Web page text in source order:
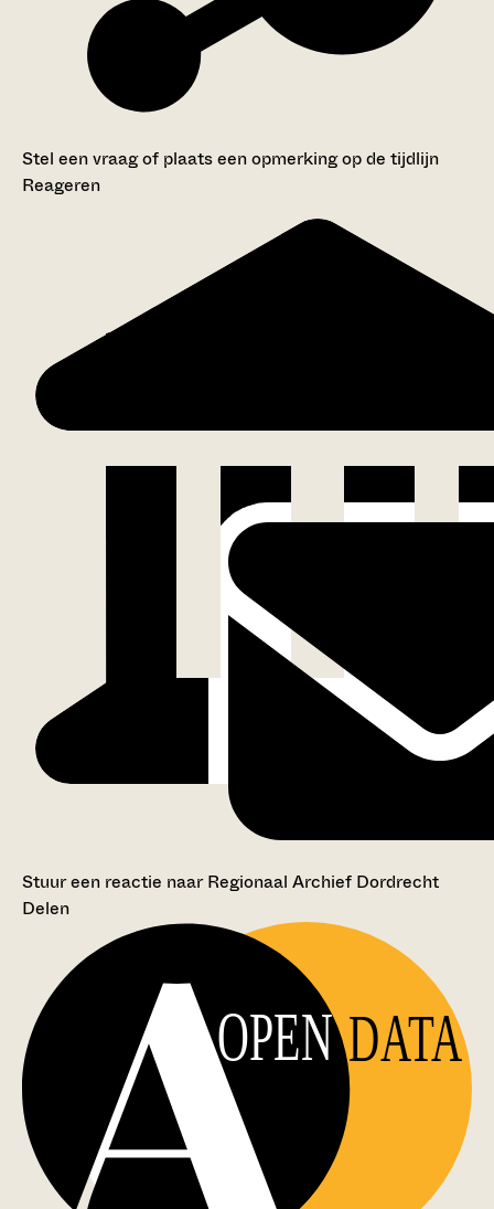
Stel een vraag of plaats een opmerking op de tijdlijn
Reageren
Stuur een reactie naar Regionaal Archief Dordrecht
Delen
OPEN DATA